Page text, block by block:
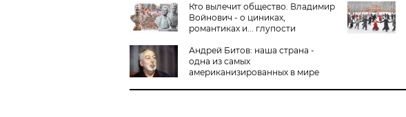
Кто вылечит общество. Владимир
Войнович - о циниках,
романтиках и... глупости
Андрей Битов: наша страна -
одна из самых
американизированных в мире